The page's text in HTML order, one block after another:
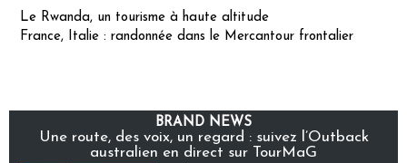
Le Rwanda, un tourisme à haute altitude
France, Italie : randonnée dans le Mercantour frontalier
BRAND NEWS
Une route, des voix, un regard : suivez l’Outback
australien en direct sur TourMaG